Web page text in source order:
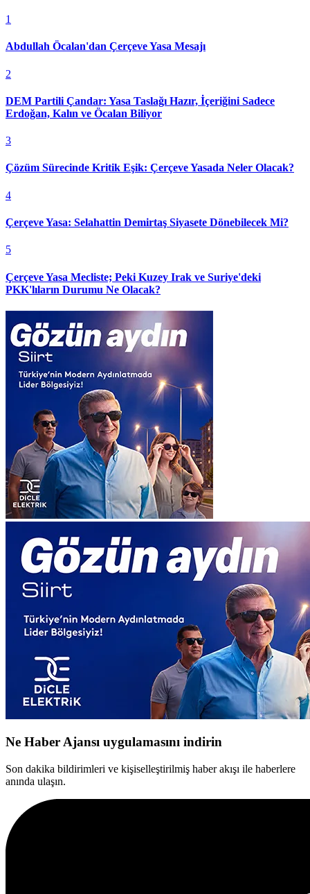
1
Abdullah Öcalan'dan Çerçeve Yasa Mesajı
2
DEM Partili Çandar: Yasa Taslağı Hazır, İçeriğini Sadece
Erdoğan, Kalın ve Öcalan Biliyor
3
Çözüm Sürecinde Kritik Eşik: Çerçeve Yasada Neler Olacak?
4
Çerçeve Yasa: Selahattin Demirtaş Siyasete Dönebilecek Mi?
5
Çerçeve Yasa Mecliste; Peki Kuzey Irak ve Suriye'deki
PKK'lıların Durumu Ne Olacak?
Ne Haber Ajansı uygulamasını indirin
Son dakika bildirimleri ve kişiselleştirilmiş haber akışı ile haberlere
anında ulaşın.